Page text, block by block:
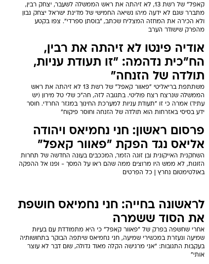
קאפל" של רשת 13, לא זיהתה את ראש הממשלה לשעבר, יצחק רבין,
מתברר שגם לא ידעה מיהו נשיאה החמישי של מדינת ישראל יצחק נבון
ולא הכירה את המחזה המצליח שכתב, "בוסתן ספרדי". צפו בקטע
מהפרק שישודר הערב
אודיה פינטו לא זיהתה את רבין,
הח"כית נדהמה: "זו תעודת עניות,
תולדה של הזנחה"
משתתפת בריאליטי "פאוור קאפל" של רשת 13 לא זיהתה את ראש
הממשלה שנרצח רצח פוליטי. בתגובה לזה, חה"כ שלי טל מירון (יש
עתיד) אמרה כי זו "תעודת עניות למערכת החינוך במגזר החרדי. חוסר
ידע בסיסי באזרחות הוא תולדה של הזנחה וחוסר פיקוח"
פרסום ראשון: חני נחמיאס ויהודה
אליאס נגד הפקת "פאוור קאפל"
השחקנית האייקונית ובן זוגה הזמר, המככבים בעונה החדשה של תחרות
הזוגות, לא ממש היו מרוצים ממה שהם ראו על המסך - ופנו אל ההפקה
באולטימטום נחרץ | כל הפרטים
לראשונה בחייה: חני נחמיאס חושפת
את הסוד ששמרה
אחרי שחשפה בפרק של "פאוור קאפל" כי היא מתמודדת עם בעיות
שמיעה ונעזרת במכשירי שמיעה, חני נחמיאס שיתפה הבוקר בתחושותיה
בעקבות התגובות: "אני מרגישה הקלה מאוד גדולה, שום דבר לא עוצר
אותי"